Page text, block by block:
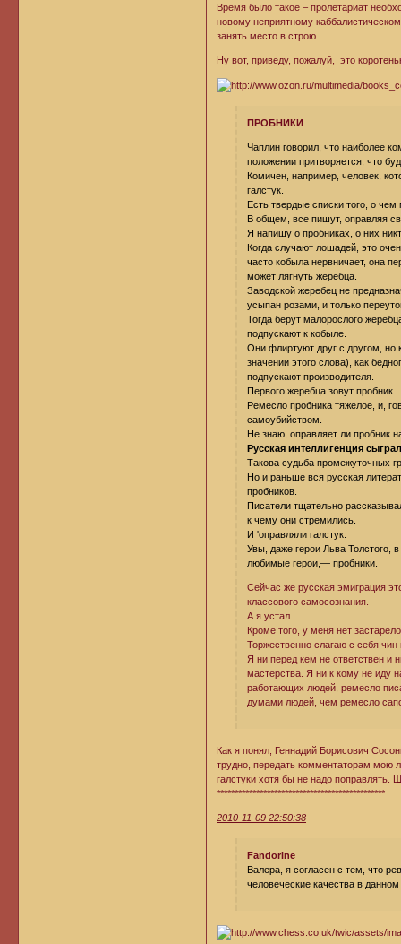
Время было такое – пролетариат
новому неприятному
занять место в строю.
Ну вот, приведу, пожалуй, это
ПРОБНИКИ
Чаплин говорил, что наиболее
положении притворяется, что
Комичен, например, человек,
галстук.
Есть твердые списки того, о
В общем, все пишут, оправляя
Я напишу о пробниках, о них
Когда случают лошадей, это
часто кобыла нервничает, она
может лягнуть жеребца.
Заводской жеребец не
усыпан розами, и только
Тогда берут малорослого
подпускают к кобыле.
Они флиртуют друг с другом, но
значении этого слова), как
подпускают производителя.
Первого жеребца зовут пробник.
Ремесло пробника тяжелое, и,
самоубийством.
Не знаю, оправляет ли пробник
Русская интеллигенция
Такова судьба промежуточных
Но и раньше вся русская
пробников.
Писатели тщательно
к чему они стремились.
И 'оправляли галстук.
Увы, даже герои Льва Толстого,
любимые герои,— пробники.
Сейчас же русская эмиграция
классового самосознания.
А я устал.
Кроме того, у меня нет
Торжественно слагаю с себя чин
Я ни перед кем не ответствен и
мастерства. Я ни к кому не иду
работающих людей, ремесло
думами людей, чем ремесло
Как я понял, Геннадий Борисович
трудно, передать комментаторам мою
галстуки хотя бы не надо поправлять.
***********************************************
2010-11-09 22:50:38
Fandorine
Валера, я согласен с тем, что
человеческие качества в